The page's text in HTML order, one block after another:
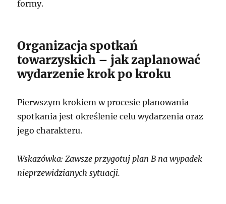
formy.
Organizacja spotkań
towarzyskich – jak zaplanować
wydarzenie krok po kroku
Pierwszym krokiem w procesie planowania
spotkania jest określenie celu wydarzenia oraz
jego charakteru.
Wskazówka: Zawsze przygotuj plan B na wypadek
nieprzewidzianych sytuacji.